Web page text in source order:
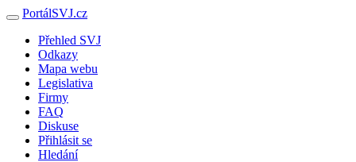
PortálSVJ.cz
Přehled SVJ
Odkazy
Mapa webu
Legislativa
Firmy
FAQ
Diskuse
Přihlásit se
Hledání